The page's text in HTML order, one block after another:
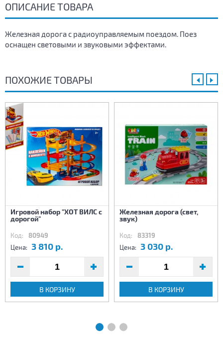
ОПИСАНИЕ ТОВАРА
Железная дорога с радиоуправляемым поездом. Поез
оснащен световыми и звуковыми эффектами.
ПОХОЖИЕ ТОВАРЫ
Игровой набор "ХОТ ВИЛС с
дорогой"
Код: 80949
Цена: 3 810 р.
В КОРЗИНУ
Железная дорога (свет,
звук)
Код: 83319
Цена: 3 030 р.
В КОРЗИНУ